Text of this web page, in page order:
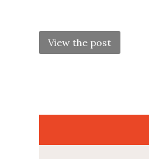
NAVIGATION
View the post